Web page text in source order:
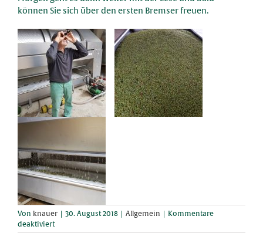
können Sie sich über den ersten Bremser freuen.
Von knauer 30. August 2018 Allgemein
Kommentare
deaktiviertfür
Die